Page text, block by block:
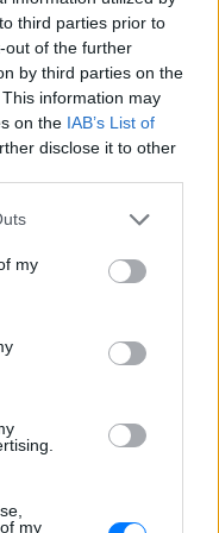
third parties prior to
out of the further
by third parties on the
information may
on the IAB’s List of
disclose it to other
my
my
με τη βία
‑ Τι είναι το